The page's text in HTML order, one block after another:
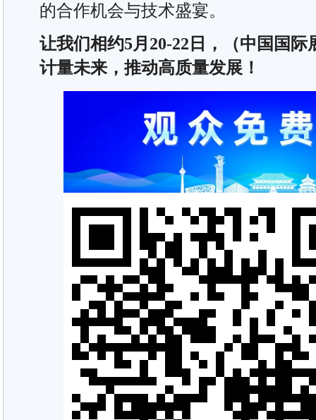
的合作机会与技术盛宴。
让我们相约5月20-22日，（中国国
计量未来，推动高质量发展！